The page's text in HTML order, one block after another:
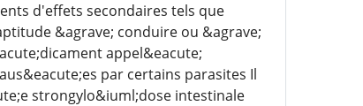
d'effets secondaires tels que
&agrave; conduire ou &agrave;
appel&eacute;
par certains parasites Il
strongylo&iuml;dose intestinale